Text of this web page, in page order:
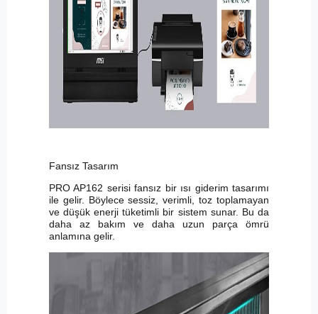
Fansız Tasarım
PRO AP162 serisi fansız bir ısı giderim tasarımı
ile gelir. Böylece sessiz, verimli, toz toplamayan
ve düşük enerji tüketimli bir sistem sunar. Bu da
daha az bakım ve daha uzun parça ömrü
anlamına gelir.